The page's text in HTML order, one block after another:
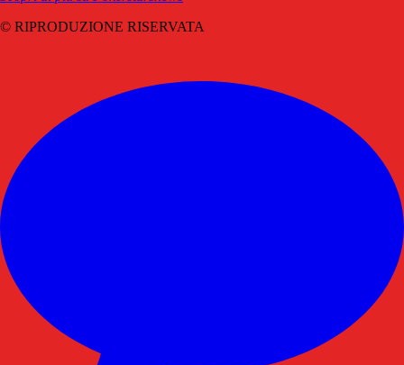
© RIPRODUZIONE RISERVATA